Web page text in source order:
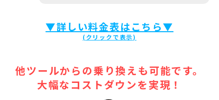
▼詳しい料金表はこちら▼
他ツールからの乗り換えも可能です。
大幅なコストダウンを実現！